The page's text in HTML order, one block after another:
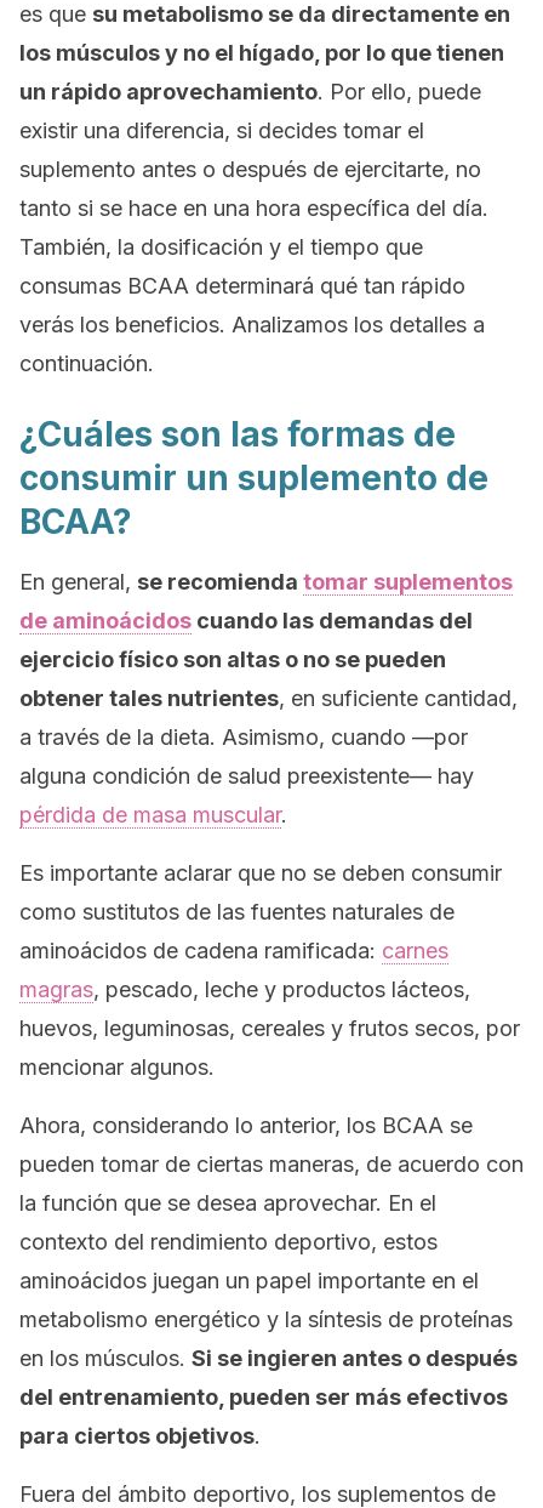
es que su metabolismo se da directamente en
los músculos y no el hígado, por lo que tienen
un rápido aprovechamiento. Por ello, puede
existir una diferencia, si decides tomar el
suplemento antes o después de ejercitarte, no
tanto si se hace en una hora específica del día.
También, la dosificación y el tiempo que
consumas BCAA determinará qué tan rápido
verás los beneficios. Analizamos los detalles a
continuación.
¿Cuáles son las formas de
consumir un suplemento de
BCAA?
En general, se recomienda tomar suplementos
de aminoácidos cuando las demandas del
ejercicio físico son altas o no se pueden
obtener tales nutrientes, en suficiente cantidad,
a través de la dieta. Asimismo, cuando —por
alguna condición de salud preexistente— hay
pérdida de masa muscular.
Es importante aclarar que no se deben consumir
como sustitutos de las fuentes naturales de
aminoácidos de cadena ramificada: carnes
magras, pescado, leche y productos lácteos,
huevos, leguminosas, cereales y frutos secos, por
mencionar algunos.
Ahora, considerando lo anterior, los BCAA se
pueden tomar de ciertas maneras, de acuerdo con
la función que se desea aprovechar. En el
contexto del rendimiento deportivo, estos
aminoácidos juegan un papel importante en el
metabolismo energético y la síntesis de proteínas
en los músculos. Si se ingieren antes o después
del entrenamiento, pueden ser más efectivos
para ciertos objetivos.
Fuera del ámbito deportivo, los suplementos de